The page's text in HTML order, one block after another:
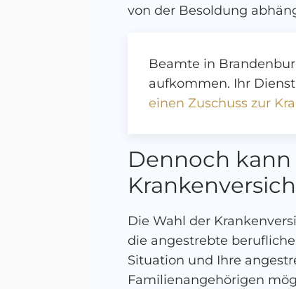
von der Besoldung
Beamte in
aufkommen. Ihr
einen Zuschuss zur
Dennoch
Die Wahl der
die angestrebte
Situation und Ihre
Familienangehörigen